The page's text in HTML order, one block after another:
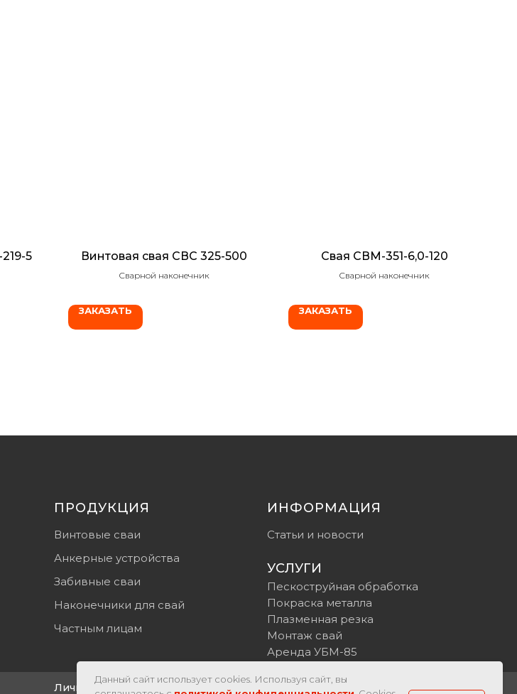
Данный сайт использует cookies. Используя сайт, вы
5
Винтовая свая СВС 325-500
Сварной наконечник
ЗАКАЗАТЬ
Свая СВМ-351-6,0-120
Сварной наконечник
ЗАКАЗАТЬ
ПРОДУКЦИЯ
Винтовые сваи
Анкерные устройства
Забивные сваи
Наконечники для свай
Частным лицам
ИНФОРМАЦИЯ
Статьи и новости
УСЛУГИ
Пескоструйная обработка
Покраска металла
Плазменная резка
Монтаж свай
Аренда УБМ-85
Личный кабинет